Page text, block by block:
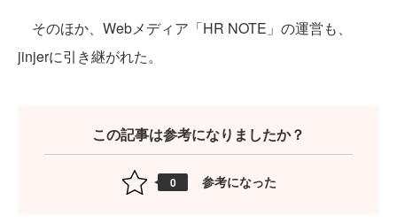
そのほか、Webメディア「HR NOTE」の運営も、
jinjerに引き継がれた。
この記事は参考になりましたか？
0 参考になった